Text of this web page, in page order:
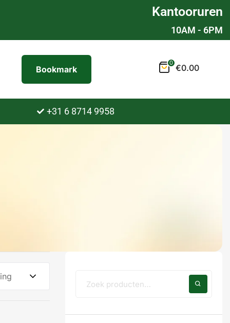
Kantooruren
10AM - 6PM
Bookmark
0 €0.00
+31 6 8714 9958